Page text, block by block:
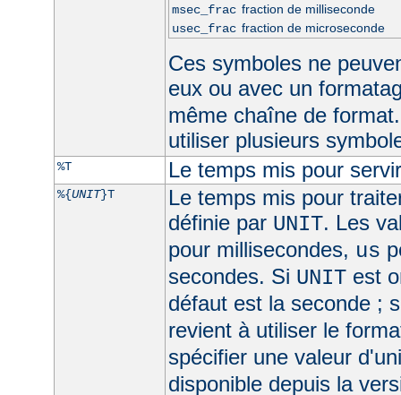
msec_frac fraction de milliseconde
usec_frac fraction de microseconde
Ces symboles ne
eux ou avec un
même chaîne de
utiliser plusieurs
%T Le temps mis pour
%{UNIT}T
Le temps mis pour
définie par UNIT. Les
pour millisecondes, us
secondes. Si UNITest
défaut est la seconde ;
revient à utiliser le
spécifier une valeur
disponible depuis la